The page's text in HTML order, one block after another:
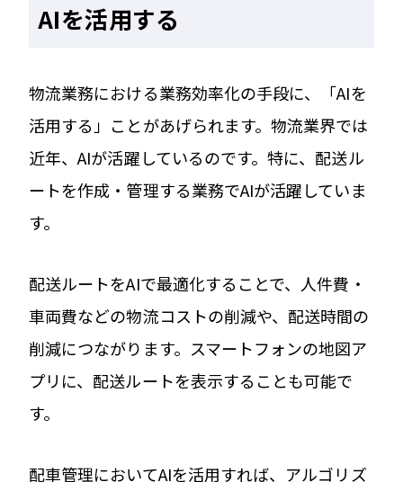
AIを活用する
物流業務における業務効率化の手段に、「AIを
活用する」ことがあげられます。物流業界では
近年、AIが活躍しているのです。特に、配送ル
ートを作成・管理する業務でAIが活躍していま
す。
配送ルートをAIで最適化することで、人件費・
車両費などの物流コストの削減や、配送時間の
削減につながります。スマートフォンの地図ア
プリに、配送ルートを表示することも可能で
す。
配車管理においてAIを活用すれば、アルゴリズ